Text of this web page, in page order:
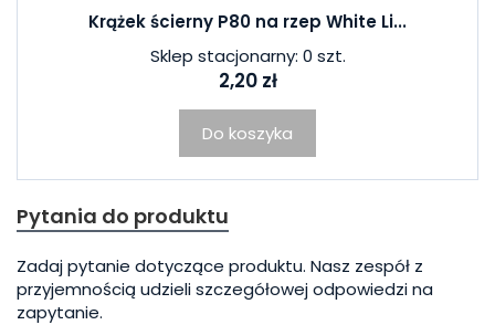
Krążek ścierny P80 na rzep White Li...
Sklep stacjonarny: 0 szt.
2,20 zł
Do koszyka
Pytania do produktu
Zadaj pytanie dotyczące produktu. Nasz zespół z
przyjemnością udzieli szczegółowej odpowiedzi na
zapytanie.